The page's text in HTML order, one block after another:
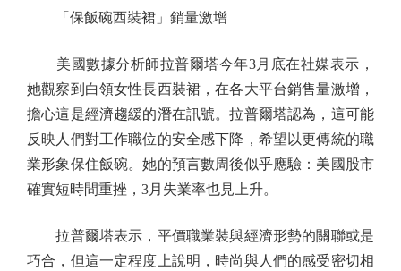
「保飯碗西裝裙」銷量激增
美國數據分析師拉普爾塔今年3月底在社媒表示，
她觀察到白領女性長西裝裙，在各大平台銷售量激增，
擔心這是經濟趨緩的潛在訊號。拉普爾塔認為，這可能
反映人們對工作職位的安全感下降，希望以更傳統的職
業形象保住飯碗。她的預言數周後似乎應驗：美國股市
確實短時間重挫，3月失業率也見上升。
拉普爾塔表示，平價職業裝與經濟形勢的關聯或是
巧合，但這一定程度上說明，時尚與人們的感受密切相